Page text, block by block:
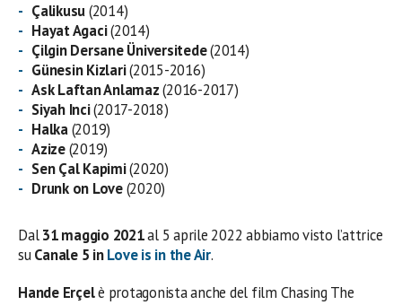
Çalikusu(2014)
Hayat Agaci(2014)
Çilgin Dersane Üniversitede(2014)
Günesin Kizlari(2015-2016)
Ask Laftan Anlamaz(2016-2017)
Siyah Inci(2017-2018)
Halka(2019)
Azize(2019)
Sen Çal Kapimi(2020)
Drunk on Love(2020)
Dal31 maggio 2021al 5 aprile 2022 abbiamo visto l’attrice
suCanale 5 inLove is in the Air.
Hande Erçelè protagonista anche del film Chasing The